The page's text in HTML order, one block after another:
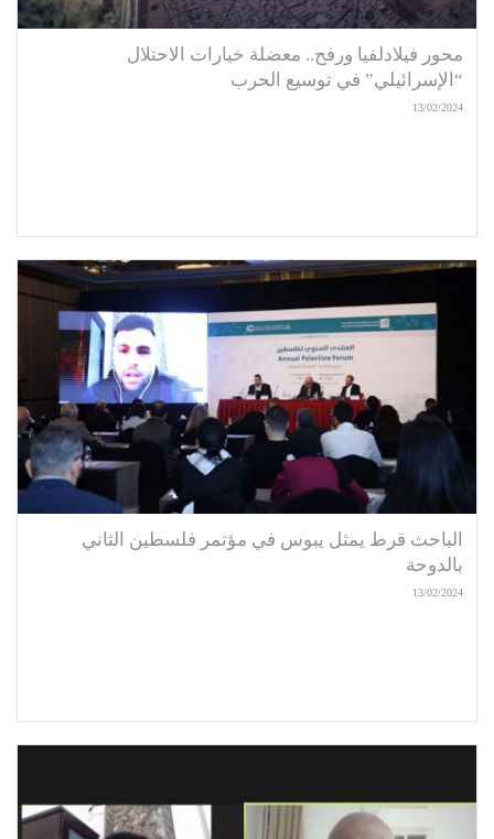
محور فيلادلفيا ورفح.. معضلة خيارات الاحتلال
“الإسرائيلي” في توسيع الحرب
13/02/2024
الباحث قرط يمثل يبوس في مؤتمر فلسطين الثاني
بالدوحة
13/02/2024